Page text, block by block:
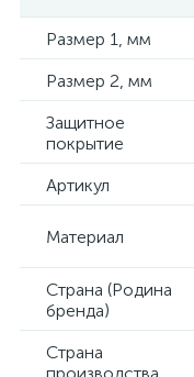
Размер 1, мм
Размер 2, мм
Защитное
покрытие
Артикул
Материал
Страна (Родина
бренда)
Страна